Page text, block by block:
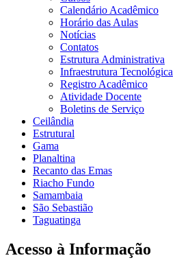
Calendário Acadêmico
Horário das Aulas
Notícias
Contatos
Estrutura Administrativa
Infraestrutura Tecnológica
Registro Acadêmico
Atividade Docente
Boletins de Serviço
Ceilândia
Estrutural
Gama
Planaltina
Recanto das Emas
Riacho Fundo
Samambaia
São Sebastião
Taguatinga
Acesso à Informação